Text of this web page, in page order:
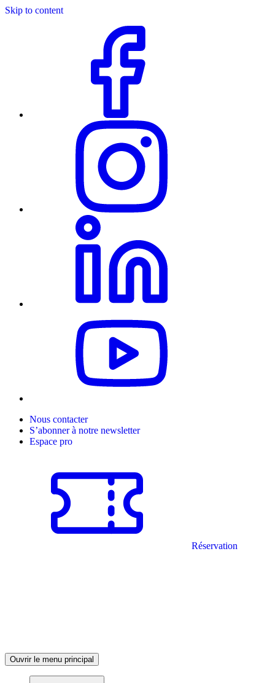
Skip to content
Nous contacter
S’abonner à notre newsletter
Espace pro
Réservation
Ouvrir le menu principal